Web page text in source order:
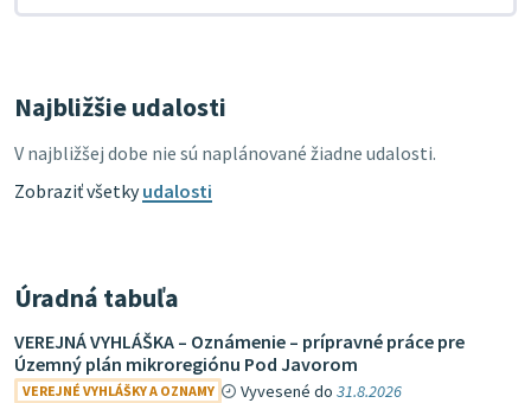
Najbližšie udalosti
V najbližšej dobe nie sú naplánované žiadne udalosti.
Zobraziť všetkyudalosti
Úradná tabuľa
VEREJNÁ VYHLÁŠKA – Oznámenie – prípravné práce pre
Územný plán mikroregiónu Pod Javorom
VEREJNÉ VYHLÁŠKY A OZNAMY Vyvesené do31.8.2026